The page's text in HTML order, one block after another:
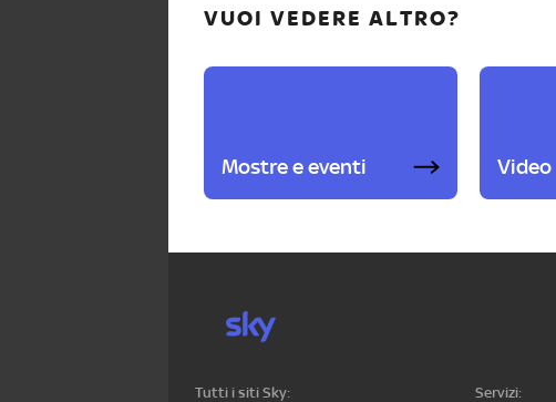
VUOI VEDERE ALTRO?
Mostre e eventi Video
Tutti i siti Sky:
Servizi: